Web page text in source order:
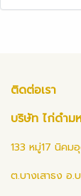
ติดต่อเรา
บริษัท ไก่ดำม
133 หมู่17 นิคม
ต.บางเสาธง อ.